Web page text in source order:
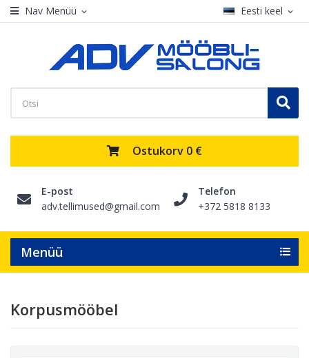
Nav Menüü expand_more Eesti keel expand_more
Ostukorv 0 €
E-post
adv.tellimused@gmail.com
Telefon
+372 5818 8133
Menüü
Korpusmööbel